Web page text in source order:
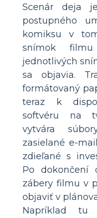
Scenár deja
postupného
komiksu v
snímok
jednotlivých
sa objavia.
formátovaný
teraz k
softvéru na
vytvára
zasielané e-
zdieľané s
Po dokončení
zábery filmu v
objaviť v
Napríklad tu